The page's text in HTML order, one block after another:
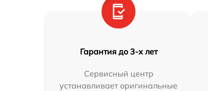
Гарантия до 3-х лет
Сервисный центр
устанавливает оригинальные